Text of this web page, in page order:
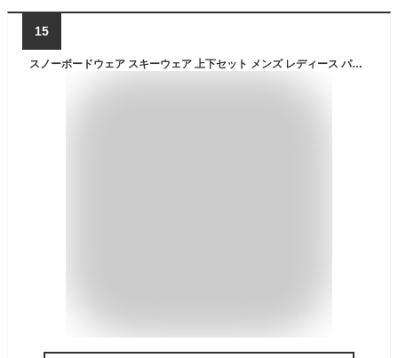
15
スノーボードウェア スキーウェア 上下セット メンズ レディース パンツ ジャケット ボード ウェア スノボ ウェア ウェア スノー ウェア ウエア 大きいサイズ おしゃれ スノーボード スキー アウトドア 中綿 撥水 防風 防寒 着 PISET-46PJB 《MDW》